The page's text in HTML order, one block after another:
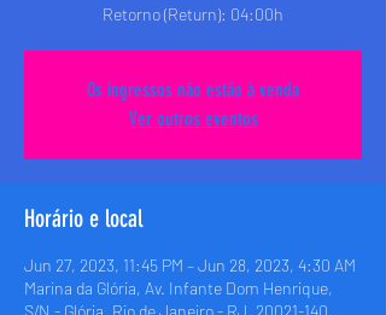
Retorno (Return): 04:00h
Os ingressos não estão à venda
Ver outros eventos
Horário e local
Jun 27, 2023, 11:45 PM – Jun 28, 2023, 4:30 AM
Marina da Glória, Av. Infante Dom Henrique,
S/N - Glória, Rio de Janeiro - RJ, 20021-140,